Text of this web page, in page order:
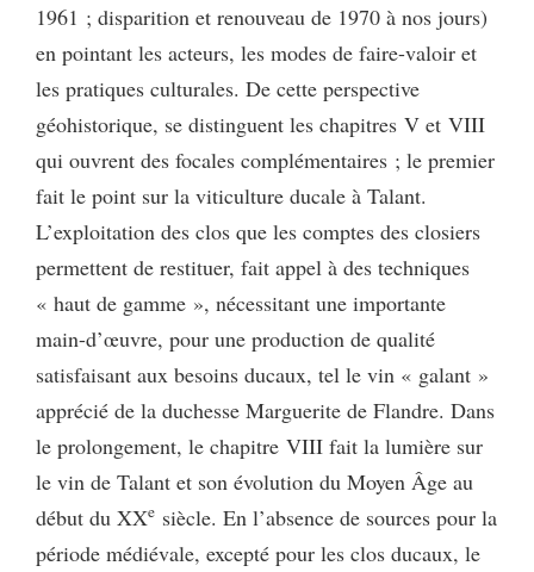
1961 ; disparition et renouveau de 1970 à nos jours)
en pointant les acteurs, les modes de faire-valoir et
les pratiques culturales. De cette perspective
géohistorique, se distinguent les chapitres V et VIII
qui ouvrent des focales complémentaires ; le premier
fait le point sur la viticulture ducale à Talant.
L’exploitation des clos que les comptes des closiers
permettent de restituer, fait appel à des techniques
« haut de gamme », nécessitant une importante
main-d’œuvre, pour une production de qualité
satisfaisant aux besoins ducaux, tel le vin « galant »
apprécié de la duchesse Marguerite de Flandre. Dans
le prolongement, le chapitre VIII fait la lumière sur
le vin de Talant et son évolution du Moyen Âge au
début du XXe siècle. En l’absence de sources pour la
période médiévale, excepté pour les clos ducaux, le